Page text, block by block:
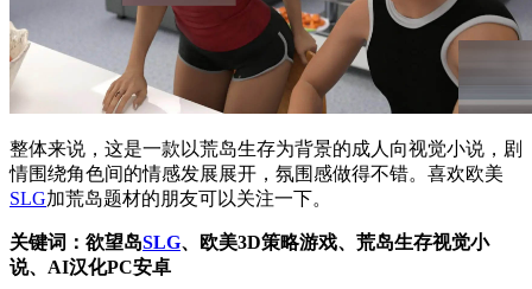
整体来说，这是一款以荒岛生存为背景的成人向视觉小说，剧
情围绕角色间的情感发展展开，氛围感做得不错。喜欢欧美
SLG加荒岛题材的朋友可以关注一下。
关键词：欲望岛SLG、欧美3D策略游戏、荒岛生存视觉小
说、AI汉化PC安卓